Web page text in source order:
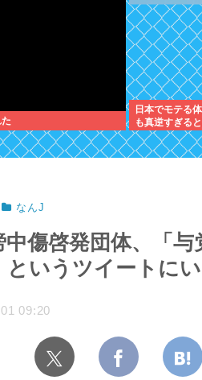
日本でモテる
も真逆すぎる
を好むのか。
なんJ
中傷啓発団体、「
というツイートに
09:20